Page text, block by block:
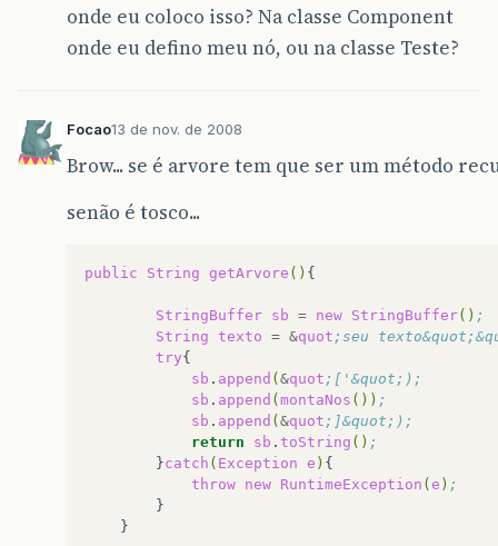
onde eu coloco isso? Na classe Component
onde eu defino meu nó, ou na classe Teste?
Focao13 de nov. de 2008
Brow... se é arvore tem que ser um método
senão é tosco...
public String getArvore () {
StringBuffer sb = new StringBuffer() ;
String texto = &quot ;seu
try
sb . append ( &quot ;['&quot;);
sb . append ( montaNos ()) ;
sb . append ( &quot
return
sb . toString () ;
}catch ( Exception e )
throw new RuntimeException ( e ) ;